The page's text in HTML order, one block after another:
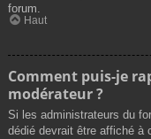
forum.
Haut
Comment puis-je
modérateur ?
Si les administrateurs du
dédié devrait être affiché à